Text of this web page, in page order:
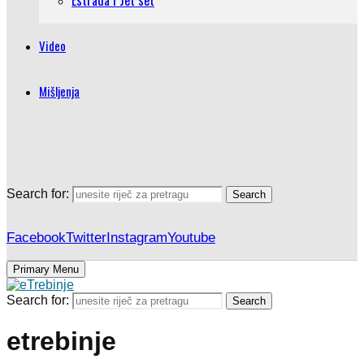
Video
Mišljenja
Search for: Search
FacebookTwitterInstagramYoutube
Primary Menu
Search for: Search
etrebinje